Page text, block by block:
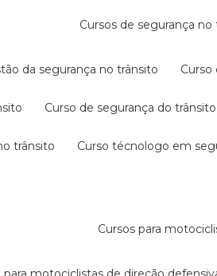
cursos de segurança no
da segurança no trânsito
curso de segurança do trânsito
trânsito curso técnologo em
cursos para